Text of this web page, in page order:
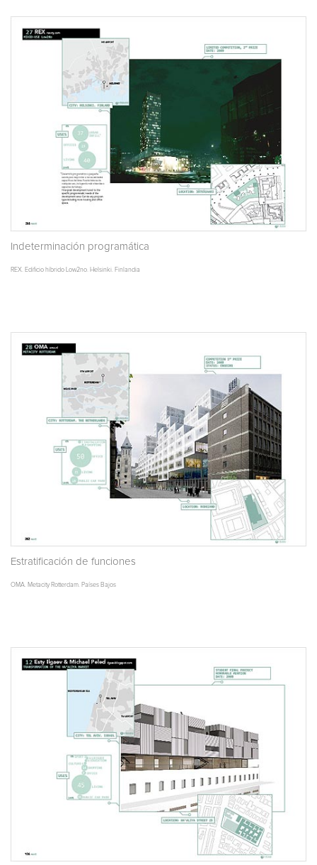
Indeterminación programática
REX. Edificio híbrido Low2no. Helsinki. Finlandia
Estratificación de funciones
OMA. Metacity Rotterdam. Países Bajos